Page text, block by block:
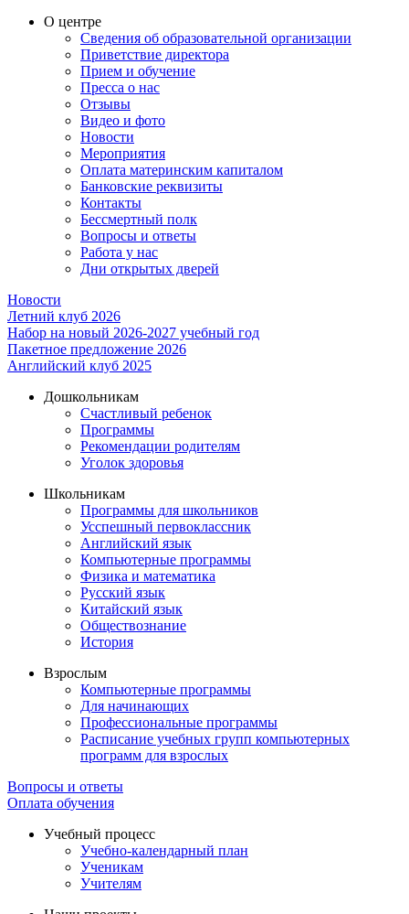
О центре
Сведения об образовательной организации
Приветствие директора
Прием и обучение
Пресса о нас
Отзывы
Видео и фото
Новости
Мероприятия
Оплата материнским капиталом
Банковские реквизиты
Контакты
Бессмертный полк
Вопросы и ответы
Работа у нас
Дни открытых дверей
Новости
Летний клуб 2026
Набор на новый 2026-2027 учебный год
Пакетное предложение 2026
Английский клуб 2025
Дошкольникам
Счастливый ребенок
Программы
Рекомендации родителям
Уголок здоровья
Школьникам
Программы для школьников
Усспешный первоклассник
Английский язык
Компьютерные программы
Физика и математика
Русский язык
Китайский язык
Обществознание
История
Взрослым
Компьютерные программы
Для начинающих
Профессиональные программы
Расписание учебных групп компьютерных
программ для взрослых
Вопросы и ответы
Оплата обучения
Учебный процесс
Учебно-календарный план
Ученикам
Учителям